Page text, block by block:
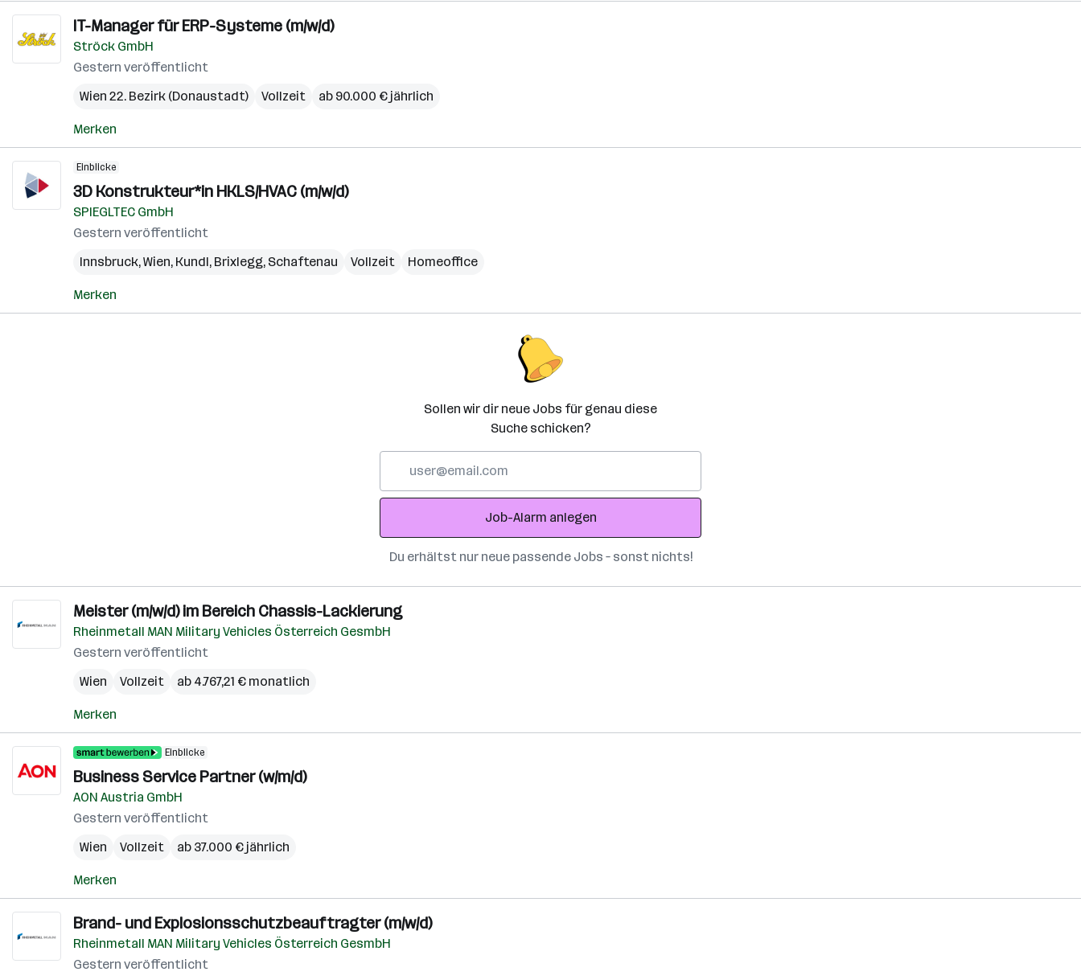
IT-Manager für ERP-Systeme (m/w/d)
Ströck GmbH
Gestern veröffentlicht
Wien 22. Bezirk (Donaustadt)
Vollzeit ab 90.000 € jährlich
Merken
Einblicke
3D Konstrukteur*in HKLS/HVAC (m/w/d)
SPIEGLTEC GmbH
Gestern veröffentlicht
Innsbruck,Wien, Kundl, Brixlegg, Schaftenau Vollzeit Homeoffice
Merken
Sollen wir dir neue Jobs für genau diese
Suche schicken?
Adresse
Job-Alarm anlegen
Du erhältst nur neue passende Jobs – sonst nichts!
Meister (m/w/d) im Bereich Chassis-Lackierung
Rheinmetall MAN Military Vehicles Österreich GesmbH
Gestern veröffentlicht
Wien
Vollzeit ab 4.767,21 € monatlich
Merken
Einblicke
Business Service Partner (w/m/d)
AON Austria GmbH
Gestern veröffentlicht
Wien
Vollzeit ab 37.000 € jährlich
Merken
Brand- und Explosionsschutzbeauftragter (m/w/d)
Rheinmetall MAN Military Vehicles Österreich GesmbH
Gestern veröffentlicht